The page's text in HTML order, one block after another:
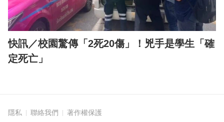
快訊／校園驚傳「2死20傷」！兇手是學生「確
定死亡」
隱私 聯絡我們 著作權保護